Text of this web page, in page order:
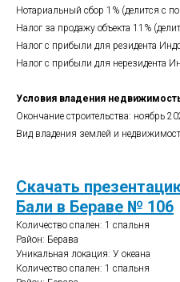
Нотариальный сбор 1% (делится с
Налог за продажу объекта 11%
Налог с прибыли для резидента
Налог с прибыли для нерезидента
Условия владения
Окончание строительства: ноябрь
Вид владения землей и
Скачать
Бали в Бераве № 106
Количество спален: 1 спальня
Район: Берава
Уникальная локация: У океана
Количество спален: 1 спальня